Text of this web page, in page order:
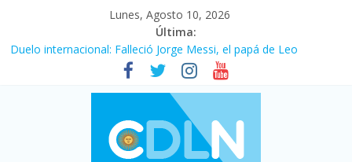
Lunes, Agosto 10, 2026
Última:
Duelo internacional: Falleció Jorge Messi, el papá de Leo
El consumo sigue frenado: las ventas minoristas cayeron 3,8 en
julio y acumulan siete meses en baja
Newell’s cayó 2 a 1 ante Defensa y Justicia en Florencio Varela
por la cuarta fecha del Clausura
El agro argentino logró un récord histórico de exportaciones en
el primer semestre de 2026